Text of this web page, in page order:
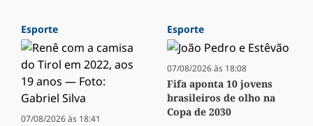
Esporte
07/08/2026 às 18:41
Esporte
07/08/2026 às 18:08
Fifa aponta 10 jovens
brasileiros de olho na
Copa de 2030